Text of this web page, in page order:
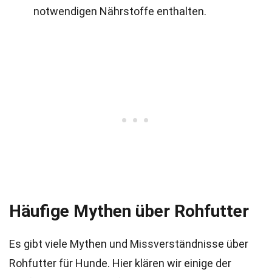
notwendigen Nährstoffe enthalten.
Häufige Mythen über Rohfutter
Es gibt viele Mythen und Missverständnisse über
Rohfutter für Hunde. Hier klären wir einige der